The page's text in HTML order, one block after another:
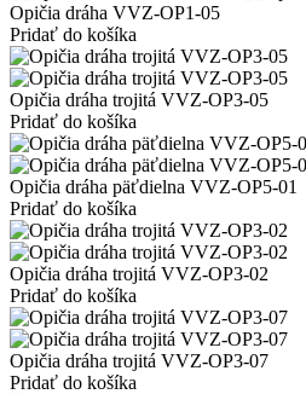
Opičia dráha VVZ-OP1-05
Pridať do košíka
Opičia dráha trojitá VVZ-OP3-05
Pridať do košíka
Opičia dráha päťdielna VVZ-OP5-01
Pridať do košíka
Opičia dráha trojitá VVZ-OP3-02
Pridať do košíka
Opičia dráha trojitá VVZ-OP3-07
Pridať do košíka